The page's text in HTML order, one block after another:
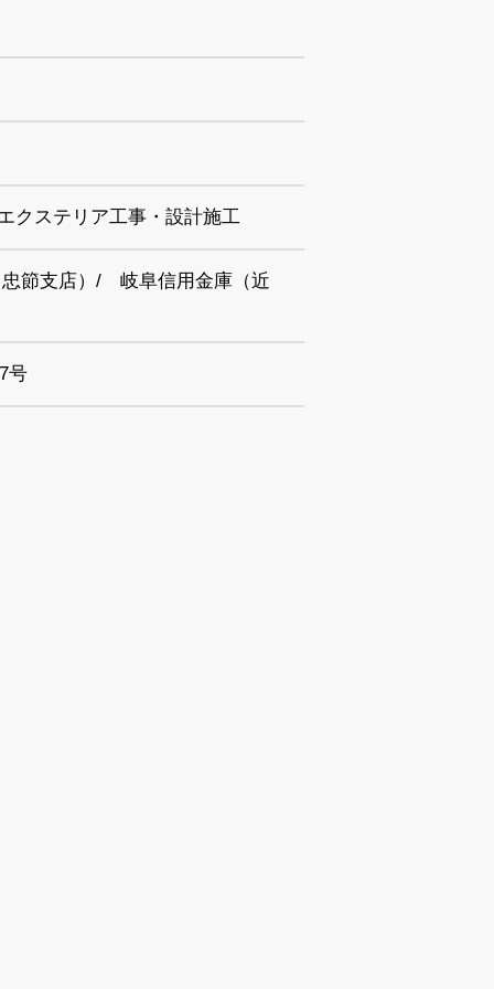
クステリア工事・設計施工
節支店）/ 岐阜信用金庫（近
号